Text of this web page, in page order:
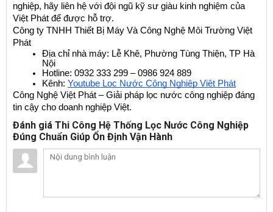
nghiệp, hãy liên hệ với đội ngũ kỹ sư giàu kinh nghiệm của
Việt Phát để được hỗ trợ.
Công ty TNHH Thiết Bị Máy Và Công Nghệ Môi Trường Việt
Phát
Địa chỉ nhà máy: Lễ Khê, Phường Tùng Thiện, TP Hà
Nội
Hotline: 0932 333 299 – 0986 924 889
Kênh: Youtube Lọc Nước Công Nghiệp Việt Phát
Công Nghệ Việt Phát – Giải pháp lọc nước công nghiệp đáng
tin cậy cho doanh nghiệp Việt.
Đánh giá Thi Công Hệ Thống Lọc Nước Công Nghiệp
Đúng Chuẩn Giúp Ổn Định Vận Hành